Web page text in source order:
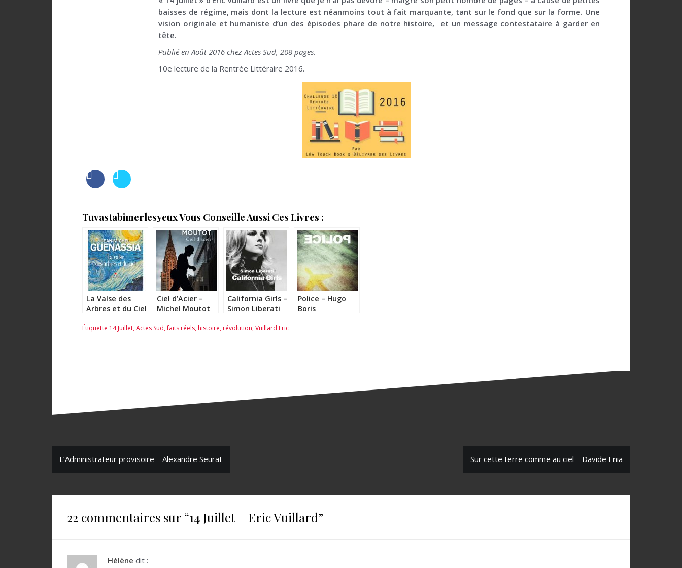
baisses de régime, mais dont la lecture est néanmoins tout à fait marquante, tant sur le fond que sur la forme. Une
vision originale et humaniste d’un des épisodes phare de notre histoire, et un message contestataire à garder en
tête.
Publié en Août 2016 chez Actes Sud, 208 pages.
10e lecture de la Rentrée Littéraire 2016.
Tuvastabimerlesyeux Vous Conseille Aussi Ces Livres :
La Valse des
Arbres et du Ciel
Guenassia
Ciel d’Acier –
Michel Moutot
California Girls –
Simon Liberati
Police – Hugo
Boris
Étiquette 14 Juillet,Actes Sud,faits réels,histoire,révolution,Vuillard Eric
N
v
L’Administrateur provisoire – Alexandre Seurat Sur cette terre comme au ciel – Davide Enia
22 commentaires sur “14 Juillet – Eric Vuillard”
Hélène dit :